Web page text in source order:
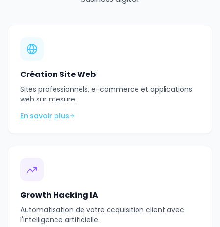
Création Site Web
Sites professionnels, e-commerce et applications
web sur mesure.
En savoir plus
Growth Hacking IA
Automatisation de votre acquisition client avec
l'intelligence artificielle.